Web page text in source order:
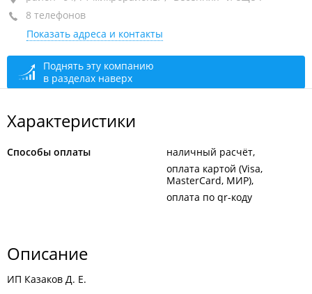
ТЦ "На Нейбута", 1-й этаж
+7 914 652-56-77
закрыто, откроется в 10:00
8 телефонов
Показать адреса и контакты
Поднять эту компанию
в разделах наверх
Характеристики
Способы оплаты
наличный расчёт
оплата картой (Visa,
MasterCard, МИР)
оплата по qr-коду
Описание
ИП Казаков Д. Е.